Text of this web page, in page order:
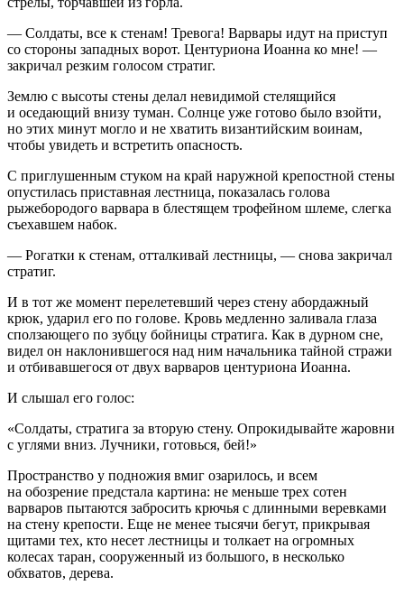
— Солдаты, все к стенам! Тревога! Варвары идут на приступ
со стороны западных ворот. Центуриона Иоанна ко мне! —
закричал резким голосом стратиг.
Землю с высоты стены делал невидимой стелящийся
и оседающий внизу туман. Солнце уже готово было взойти,
но этих минут могло и не хватить византийским воинам,
чтобы увидеть и встретить опасность.
С приглушенным стуком на край наружной крепостной стены
опустилась приставная лестница, показалась голова
рыжебородого варвара в блестящем трофейном шлеме, слегка
съехавшем набок.
— Рогатки к стенам, отталкивай лестницы, — снова закричал
стратиг.
И в тот же момент перелетевший через стену абордажный
крюк, ударил его по голове. Кровь медленно заливала глаза
сползающего по зубцу бойницы стратига. Как в дурном сне,
видел он наклонившегося над ним начальника тайной стражи
и отбивавшегося от двух варваров центуриона Иоанна.
И слышал его голос:
«Солдаты, стратига за вторую стену. Опрокидывайте жаровни
с углями вниз. Лучники, готовься, бей!»
Пространство у подножия вмиг озарилось, и всем
на обозрение предстала картина: не меньше трех сотен
варваров пытаются забросить крючья с длинными веревками
на стену крепости. Еще не менее тысячи бегут, прикрывая
щитами тех, кто несет лестницы и толкает на огромных
колесах таран, сооруженный из большого, в несколько
обхватов, дерева.